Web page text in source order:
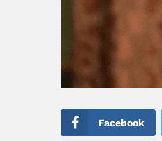
Facebook